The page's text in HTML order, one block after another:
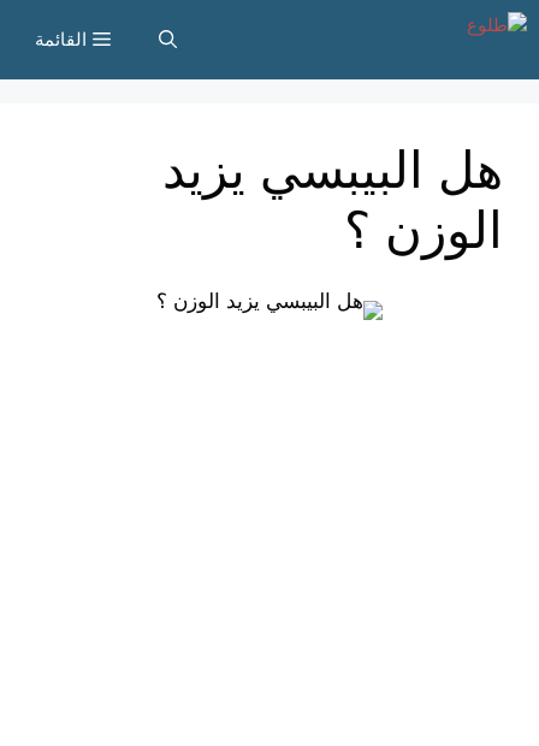
انتقل
المحتوى
القائمة
هل البيبسي يزيد
الوزن ؟